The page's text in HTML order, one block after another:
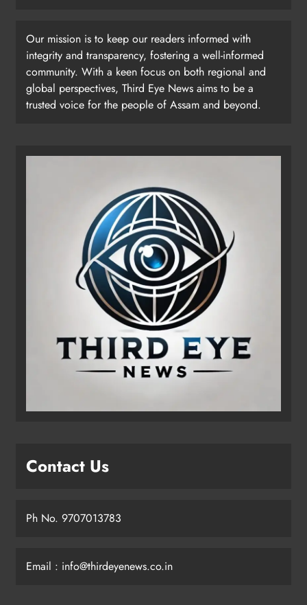
Our mission is to keep our readers informed with
integrity and transparency, fostering a well-informed
community. With a keen focus on both regional and
global perspectives, Third Eye News aims to be a
trusted voice for the people of Assam and beyond.
Contact Us
Ph No. 9707013783
Email : info@thirdeyenews.co.in